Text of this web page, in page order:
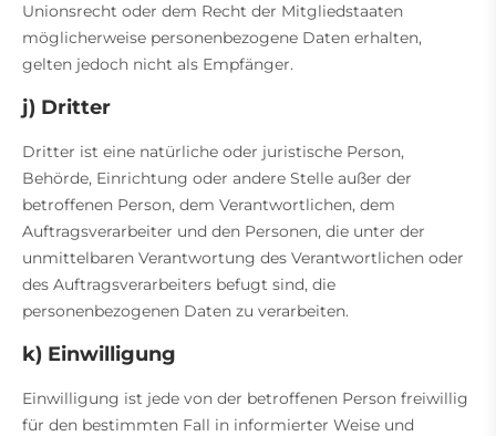
Unionsrecht oder dem Recht der Mitgliedstaaten
möglicherweise personenbezogene Daten erhalten,
gelten jedoch nicht als Empfänger.
j) Dritter
Dritter ist eine natürliche oder juristische Person,
Behörde, Einrichtung oder andere Stelle außer der
betroffenen Person, dem Verantwortlichen, dem
Auftragsverarbeiter und den Personen, die unter der
unmittelbaren Verantwortung des Verantwortlichen oder
des Auftragsverarbeiters befugt sind, die
personenbezogenen Daten zu verarbeiten.
k) Einwilligung
Einwilligung ist jede von der betroffenen Person freiwillig
für den bestimmten Fall in informierter Weise und